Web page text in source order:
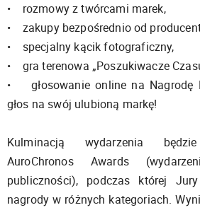
• rozmowy z twórcami marek,
• zakupy bezpośrednio od
• specjalny kącik fotograficzny,
• gra terenowa „Poszukiwacze
• głosowanie online na Nagrodę
głos na swój ulubioną markę!
Kulminacją wydarzenia
AuroChronos Awards
publiczności), podczas której
nagrody w różnych kategoriach.